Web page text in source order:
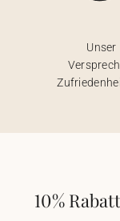
Unser
10%